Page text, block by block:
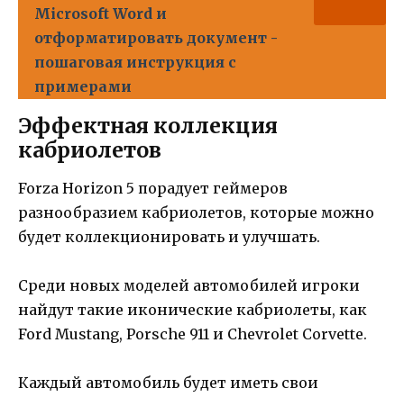
Microsoft Word и
отформатировать документ -
пошаговая инструкция с
примерами
Эффектная коллекция
кабриолетов
Forza Horizon 5 порадует геймеров
разнообразием кабриолетов, которые можно
будет коллекционировать и улучшать.
Среди новых моделей автомобилей игроки
найдут такие иконические кабриолеты, как
Ford Mustang, Porsche 911 и Chevrolet Corvette.
Каждый автомобиль будет иметь свои